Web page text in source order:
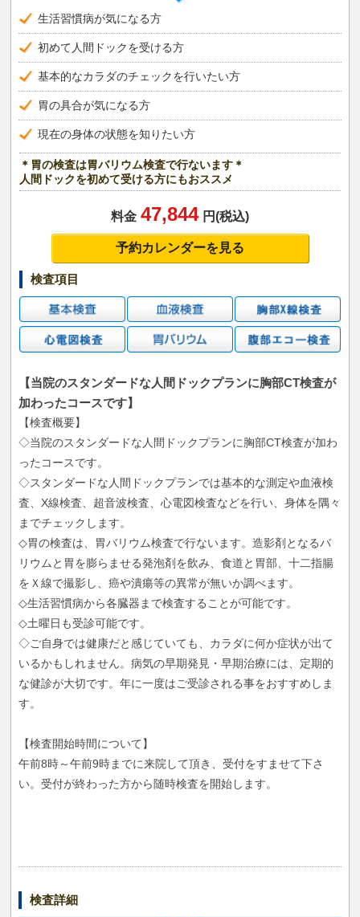
生活習慣病が気になる方
初めて人間ドックを受ける方
基本的なカラダのチェックを行いたい方
胃の具合が気になる方
現在の身体の状態を知りたい方
＊胃の検査は胃バリウム検査で行ないます＊
人間ドックを初めて受ける方にもおススメ
料金 47,844 円(税込)
予約カレンダーを見る
検査項目
【当院のスタンダードな人間ドックプランに胸部CT検査が
加わったコースです】
【検査概要】
◇当院のスタンダードな人間ドックプランに胸部CT検査が加わ
ったコースです。
◇スタンダードな人間ドックプランでは基本的な測定や血液検
査、X線検査、超音波検査、心電図検査などを行い、身体を隅々
までチェックします。
◇胃の検査は、胃バリウム検査で行ないます。造影剤となるバ
リウムと胃を膨らませる発泡剤を飲み、食道と胃部、十二指腸
をＸ線で撮影し、癌や潰瘍等の異常が無いか調べます。
◇生活習慣病から各臓器まで検査することが可能です。
◇土曜日も受診可能です。
◇ご自身では健康だと感じていても、カラダに何か症状が出て
いるかもしれません。病気の早期発見・早期治療には、定期的
な健診が大切です。年に一度はご受診される事をおすすめしま
す。
【検査開始時間について】
午前8時～午前9時までに来院して頂き、受付をすませて下さ
い。受付が終わった方から随時検査を開始します。
検査詳細